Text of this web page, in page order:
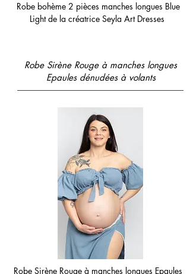
Robe bohème 2 pièces manches longues Blue
Light de la créatrice Seyla Art Dresses
Robe Sirène Rouge à manches longues
Epaules dénudées à volants
Robe Sirène Rouge à manches longues Epaules